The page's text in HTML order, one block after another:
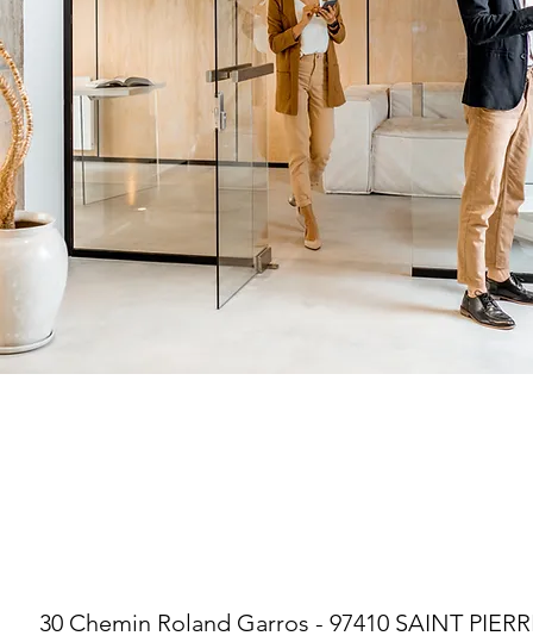
30 Chemin Roland Garros - 97410 SAINT